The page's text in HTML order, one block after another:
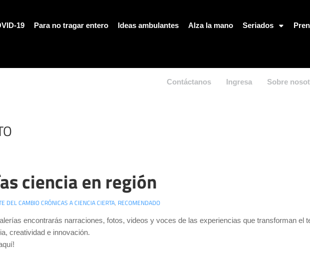
19 Para no tragar entero Ideas ambulantes Alza la mano Seriados
Contáctanos Ingresa Sobre
ciencia en región
DEL CAMBIO CRÓNICAS A CIENCIA CIERTA, RECOMENDADO
encontrarás narraciones, fotos, videos y voces de las experiencias que transforman el
creatividad e innovación.